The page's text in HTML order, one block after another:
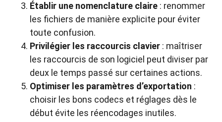
Établir une nomenclature claire : renommer
les fichiers de manière explicite pour éviter
toute confusion.
Privilégier les raccourcis clavier : maîtriser
les raccourcis de son logiciel peut diviser par
deux le temps passé sur certaines actions.
Optimiser les paramètres d’exportation :
choisir les bons codecs et réglages dès le
début évite les réencodages inutiles.